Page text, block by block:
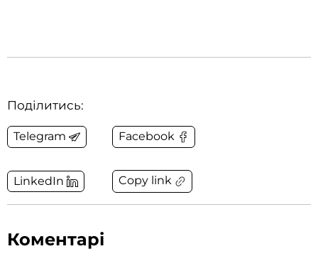
Поділитись:
Telegram Facebook
LinkedIn Copy link
Коментарі